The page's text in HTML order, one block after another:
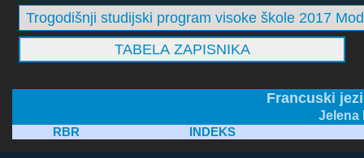
Francuski
Jelena
RBR INDEKS